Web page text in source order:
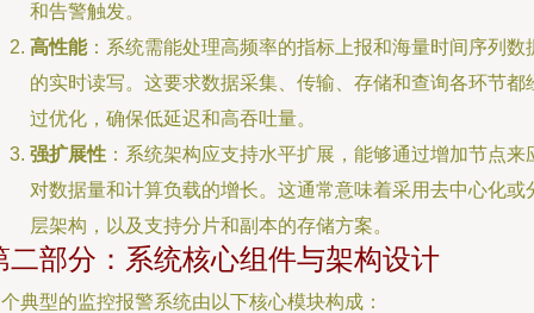
和告警触发。
高性能：系统需能处理高频率的指标上报和海量时间序列数
的实时读写。这要求数据采集、传输、存储和查询各环节都
过优化，确保低延迟和高吞吐量。
强扩展性 ：系统架构应支持水平扩展，能够通过增加节点来
对数据量和计算负载的增长。这通常意味着采用去中心化或
层架构，以及支持分片和副本的存储方案。
二部分：系统核心组件与架构设计
典型的监控报警系统由以下核心模块构成：